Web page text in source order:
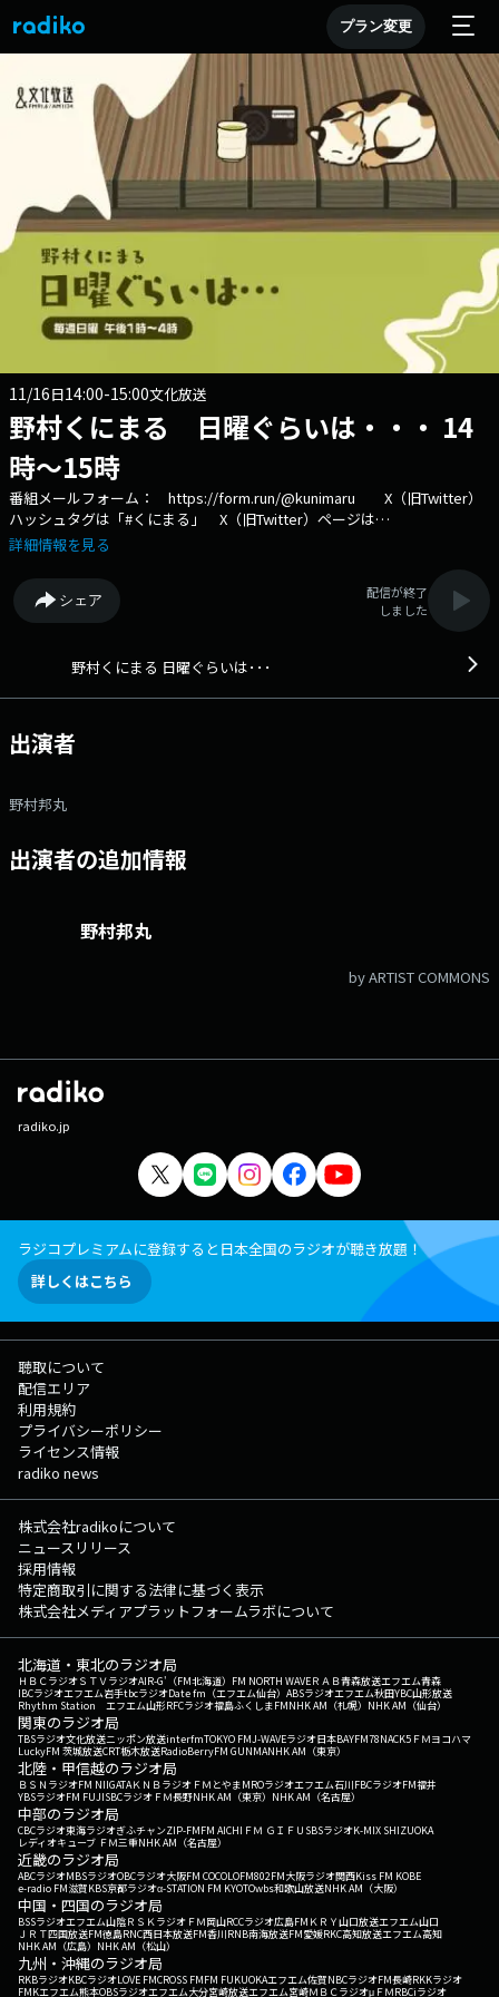
プラン変更
11/16日14:00-15:00文化放送
野村くにまる 日曜ぐらいは・・・ 14
時～15時
番組メールフォーム： https://form.run/@kunimaru X（旧Twitter）
ハッシュタグは「#くにまる」 X（旧Twitter）ページは
「https://x.com/kunimaru_joqr」 「日曜ぐらいはゆっくりした
い…」など、一週間の中でそれぞれ特別なことを思う日曜日。 日曜な
らではの、それぞれの過ごし方をみんなで共有し、明日からの一週間を気
分新たに迎えられるよう、ゆったりとした空間をお届けする3時間で
ニュースを話しながら、リスナーの意見や感想も交え、みんなでリラック
送」 文化放送公式facebookページは
「https://www.facebook.com/1134joqr」 文化放送公式LINEは
詳細情報を見る
シェア
配信が終了
しました
野村くにまる 日曜ぐらいは･･･
出演者
野村邦丸
出演者の追加情報
野村邦丸
by ARTIST COMMONS
radiko.jp
ラジコプレミアムに登録すると日本全国のラジオが聴き放題！
詳しくはこちら
聴取について
配信エリア
利用規約
プライバシーポリシー
ライセンス情報
radiko news
株式会社radikoについて
ニュースリリース
採用情報
特定商取引に関する法律に基づく表示
株式会社メディアプラットフォームラボについて
北海道・東北のラジオ局
ＨＢＣラジオＳＴＶラジオAIR-G'（FM北海道） FM NORTH WAVEＲＡＢ青森放送エフエム青森
IBCラジオエフエム岩手tbcラジオDate fm（エフエム仙台） ABSラジオエフエム秋田YBC山形放送
Rhythm Station エフエム山形RFCラジオ福島ふくしまFMNHK AM（札幌） NHK AM（仙台）
関東のラジオ局
TBSラジオ文化放送ニッポン放送interfmTOKYO FMJ-WAVEラジオ日本BAYFM78NACK5 ＦＭヨコハマ
LuckyFM 茨城放送CRT栃木放送RadioBerryFM GUNMANHK AM（東京）
北陸・甲信越のラジオ局
ＢＳＮラジオFM NIIGATAＫＮＢラジオ ＦＭとやまMROラジオエフエム石川FBCラジオFM福井
YBSラジオFM FUJISBCラジオ ＦＭ長野NHK AM（東京） NHK AM（名古屋）
中部のラジオ局
CBCラジオ東海ラジオぎふチャンZIP-FMFM AICHI ＦＭ ＧＩＦＵ SBSラジオK-MIX SHIZUOKA
レディオキューブ ＦＭ三重NHK AM（名古屋）
近畿のラジオ局
ABCラジオMBSラジオOBCラジオ大阪FM COCOLOFM802FM大阪ラジオ関西Kiss FM KOBE
e-radio FM滋賀KBS京都ラジオα-STATION FM KYOTOwbs和歌山放送NHK AM（大阪）
中国・四国のラジオ局
BSSラジオエフエム山陰ＲＳＫラジオ ＦＭ岡山RCCラジオ広島FM ＫＲＹ山口放送エフエム山口
ＪＲＴ四国放送FM徳島RNC西日本放送FM香川RNB南海放送FM愛媛RKC高知放送エフエム高知
NHK AM（広島） NHK AM（松山）
九州・沖縄のラジオ局
RKBラジオKBCラジオLOVE FMCROSS FMFM FUKUOKAエフエム佐賀NBCラジオFM長崎RKKラジオ
FMKエフエム熊本OBSラジオエフエム大分宮崎放送エフエム宮崎ＭＢＣラジオμＦＭRBCiラジオ